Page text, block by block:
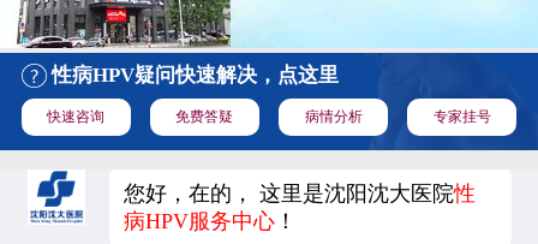
性病HPV疑问快速解决，点这里
快速咨询 免费答疑 病情分析 专家挂号
您好，在的， 这里是沈阳沈大医院性
病HPV服务中心 ！